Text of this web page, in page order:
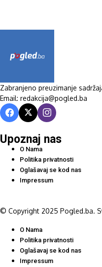
Zabranjeno preuzimanje
Email: redakcija@pogled.ba
Upoznaj nas
O Nama
Politika privatnosti
Oglašavaj se kod nas
Impressum
© Copyright 2025 Pogled.ba.
O Nama
Politika privatnosti
Oglašavaj se kod nas
Impressum